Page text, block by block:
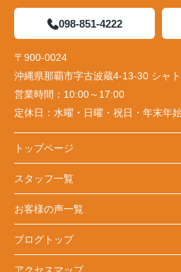
098-851-4222
〒900-0024
沖縄県那覇市字古波蔵4-13-30 シャ
営業時間： 10:00～17:00
定休日： 水曜・日曜・祝日・年末年
トップページ
スタッフ一覧
お客様の声一覧
ブログトップ
アクセスマップ